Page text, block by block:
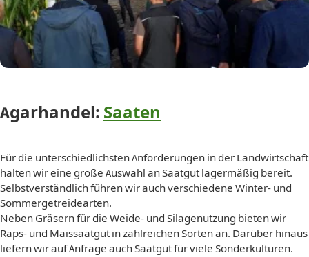
Agarhandel: Saaten
Für die unterschiedlichsten Anforderungen in der Landwirtschaft
halten wir eine große Auswahl an Saatgut lagermäßig bereit.
Selbstverständlich führen wir auch verschiedene Winter- und
Sommergetreidearten.
Neben Gräsern für die Weide- und Silagenutzung bieten wir
Raps- und Maissaatgut in zahlreichen Sorten an. Darüber hinaus
liefern wir auf Anfrage auch Saatgut für viele Sonderkulturen.